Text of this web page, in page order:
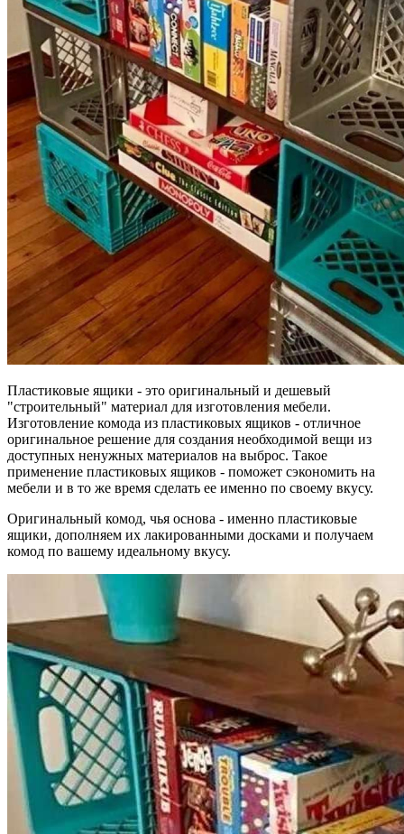
Пластиковые ящики - это оригинальный и дешевый
"строительный" материал для изготовления мебели.
Изготовление комода из пластиковых ящиков - отличное
оригинальное решение для создания необходимой вещи из
доступных ненужных материалов на выброс. Такое
применение пластиковых ящиков - поможет сэкономить на
мебели и в то же время сделать ее именно по своему вкусу.
Оригинальный комод, чья основа - именно пластиковые
ящики, дополняем их лакированными досками и получаем
комод по вашему идеальному вкусу.